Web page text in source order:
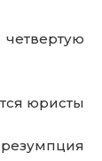
юристы